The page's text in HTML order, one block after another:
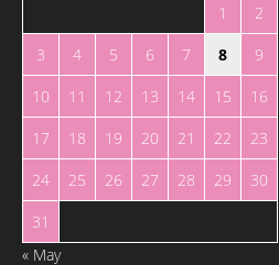
1
2
3
4 5 6 7 8
9
10
11 12 13 14 15
16
17
18 19 20 21 22
23
24
25 26 27 28 29
30
31
« May